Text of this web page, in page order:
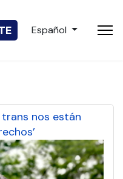
Seleccione su
Español
trans nos están